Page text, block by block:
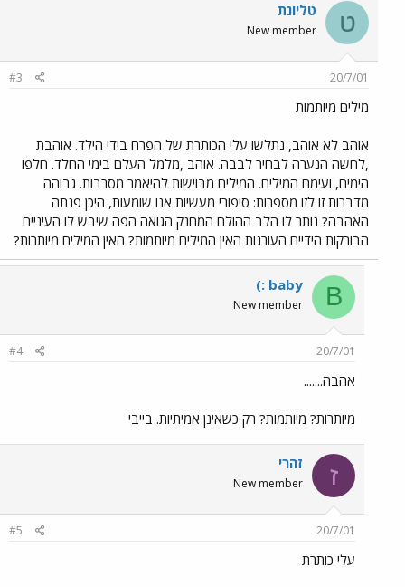
ט טליונת
New member
20/7/01
#3
מילים מיותמות
אוהב לא אוהב, נתלשו עלי הכותרת של הפרח בידי הילד. אוהבת
,לחשה הנערה לבחיר לבבה. אוהב ,מלמל העלם בימי החלד. חלפו
הימים, ועימם המילים. המילים מבוישות להיאמר מסרבות. גבוהה
מדברות זו לזו מספרות: סיפורי מעשיות אנו שומעות, היכן פנתה
האהבה? נותר לו הלב ההולם המחנק הגואה הפה שיבש לו העיניים
הבורקות הידיים העורגות האין המילים מיותמות? האין המילים מיותרות?
B
(: baby
New member
20/7/01
#4
אהבה.......
מיותרות? מיותמות? רק כשאינן אמיתיות. בייבי
ז זהרי
New member
20/7/01
#5
עלי כותרת